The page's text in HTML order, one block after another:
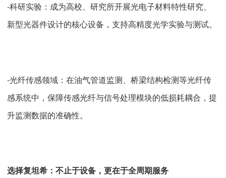
-科研实验：成为高校、研究所开展光电子材料特性研究、
新型光器件设计的核心设备，支持高精度光学实验与测试。
-光纤传感领域：在油气管道监测、桥梁结构检测等光纤传
感系统中，保障传感光纤与信号处理模块的低损耗耦合，提
升监测数据的准确性。
选择复坦希：不止于设备，更在于全周期服务